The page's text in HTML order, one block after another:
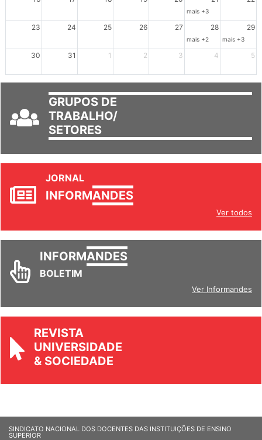
mais +3
23 24 25 26 27 28 29
mais +2 mais +3
30 31 1 2 3 4 5
GRUPOS DE
TRABALHO/
SETORES
JORNAL
INFORMANDES
Ver todos
INFORMANDES
BOLETIM
Ver Informandes
REVISTA
UNIVERSIDADE
& SOCIEDADE
SINDICATO NACIONAL DOS DOCENTES DAS INSTITUIÇÕES DE ENSINO
SUPERIOR